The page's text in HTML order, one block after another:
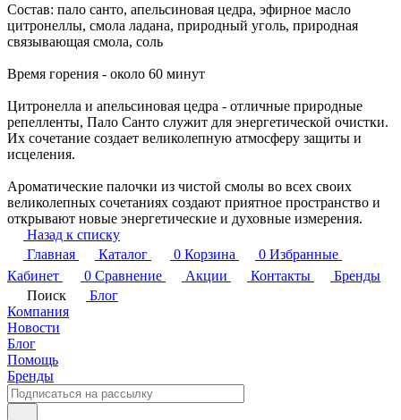
Состав: пало санто, апельсиновая цедра, эфирное масло
цитронеллы, смола ладана, природный уголь, природная
связывающая смола, соль
Время горения - около 60 минут
Цитронелла и апельсиновая цедра - отличные природные
репелленты, Пало Санто служит для энергетической очистки.
Их сочетание создает великолепную атмосферу защиты и
исцеления.
Ароматические палочки из чистой смолы во всех своих
великолепных сочетаниях создают приятное пространство и
открывают новые энергетические и духовные измерения.
Назад к списку
Главная
Каталог 0 Корзина 0 Избранные
Кабинет
0 Сравнение Акции Контакты
Бренды
Поиск
Блог
Компания
Новости
Блог
Помощь
Бренды